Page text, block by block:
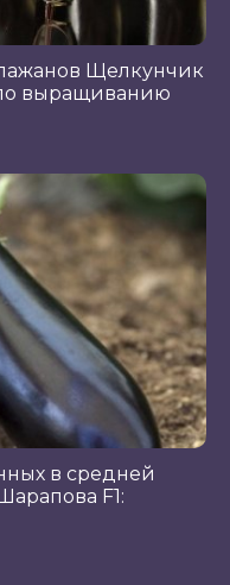
Щелкунчик
по выращиванию
в средней
F1: